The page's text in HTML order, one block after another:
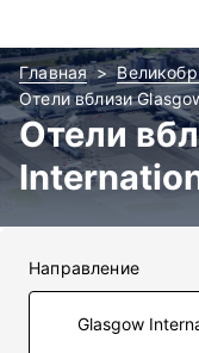
Главная
Отели вблизи
Отели
Направление